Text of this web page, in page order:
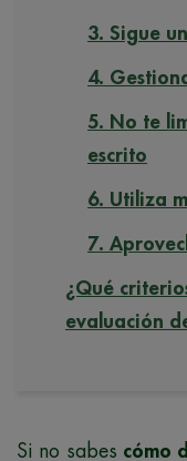
3. Sigue
4.
5. No te
escrito
6. Utiliza
7.
¿Qué
evaluación
Si no sabes cómo